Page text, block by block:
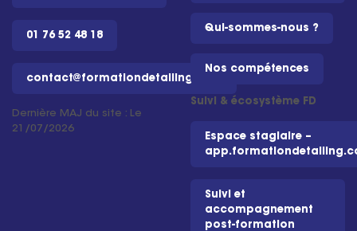
01 76 52 48 18
contact@formationdetailing.com
Dernière MAJ du site : Le
21/07/2026
Qui-sommes-nous ?
Nos compétences
Suivi & écosystème FD
Espace stagiaire –
Suivi et
accompagnement
post-formation